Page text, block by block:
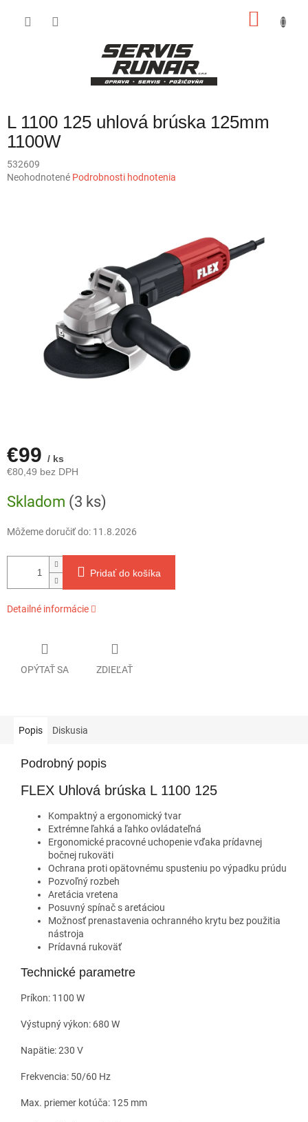
L 1100 125 uhlová brúska 125mm
1100W
532609
Priemerné
Neohodnotené Podrobnosti hodnotenia
€99 / ks
€80,49 bez DPH
cena:
Skladom (3 ks)
Môžeme doručiť do: 11.8.2026
Pridať do košíka
Detailné informácie
OPÝTAŤ SA ZDIEĽAŤ
Popis Diskusia
Podrobný popis
FLEX Uhlová brúska L 1100 125
Kompaktný a ergonomický tvar
Extrémne ľahká a ľahko ovládateľná
Ergonomické pracovné uchopenie vďaka prídavnej
bočnej rukoväti
Ochrana proti opätovnému spusteniu po výpadku prúdu
Pozvoľný rozbeh
Aretácia vretena
Posuvný spínač s aretáciou
Možnosť prenastavenia ochranného krytu bez použitia
nástroja
Prídavná rukoväť
Technické parametre
Príkon: 1100 W
Výstupný výkon: 680 W
Napätie: 230 V
Frekvencia: 50/60 Hz
Max. priemer kotúča: 125 mm